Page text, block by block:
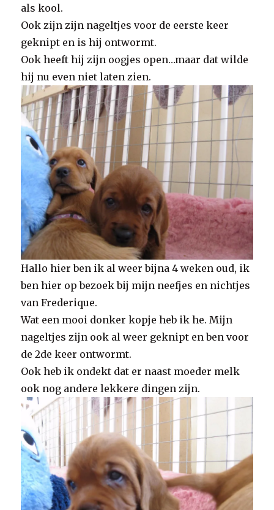
als kool.
Ook zijn zijn nageltjes voor de eerste keer
geknipt en is hij ontwormt.
Ook heeft hij zijn oogjes open…maar dat wilde
hij nu even niet laten zien.
Hallo hier ben ik al weer bijna 4 weken oud, ik
ben hier op bezoek bij mijn neefjes en nichtjes
van Frederique.
Wat een mooi donker kopje heb ik he. Mijn
nageltjes zijn ook al weer geknipt en ben voor
de 2de keer ontwormt.
Ook heb ik ondekt dat er naast moeder melk
ook nog andere lekkere dingen zijn.